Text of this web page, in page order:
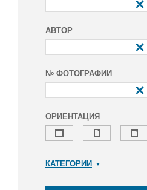
АВТОР
№ ФОТОГРАФИИ
ОРИЕНТАЦИЯ
КАТЕГОРИИ